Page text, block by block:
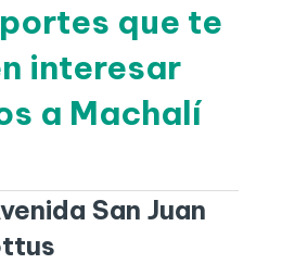
que te
interesar
a Machalí
San Juan